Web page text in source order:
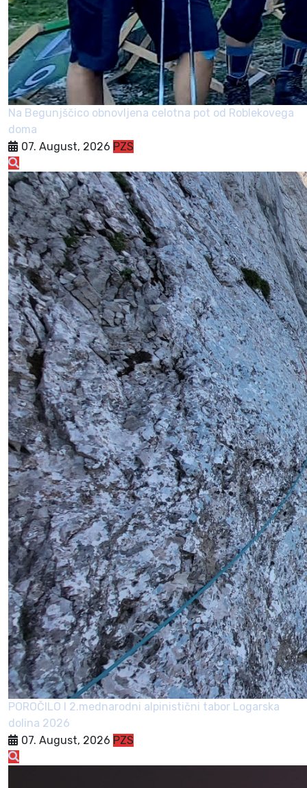
Na Begunjščico obnovljena celotna pot od Roblekovega
doma
07. August, 2026 PZS
POROČILO I 2.mednarodni alpinistični tabor Logarska
dolina 2026
07. August, 2026 PZS